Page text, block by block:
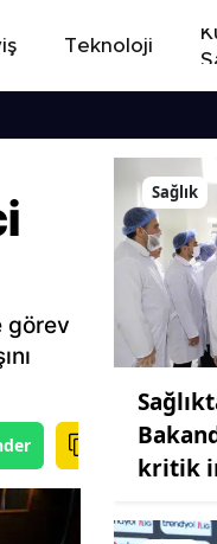
Teknoloji
görev
Sağlık
kritik